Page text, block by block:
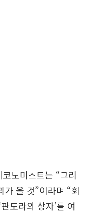
노미스트는 “그리
가 올 것”이라며 “회
도라의 상자’를 여